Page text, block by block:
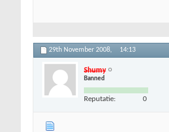
29th November 2008, 14:13
Shumy
Banned
Reputatie: 0